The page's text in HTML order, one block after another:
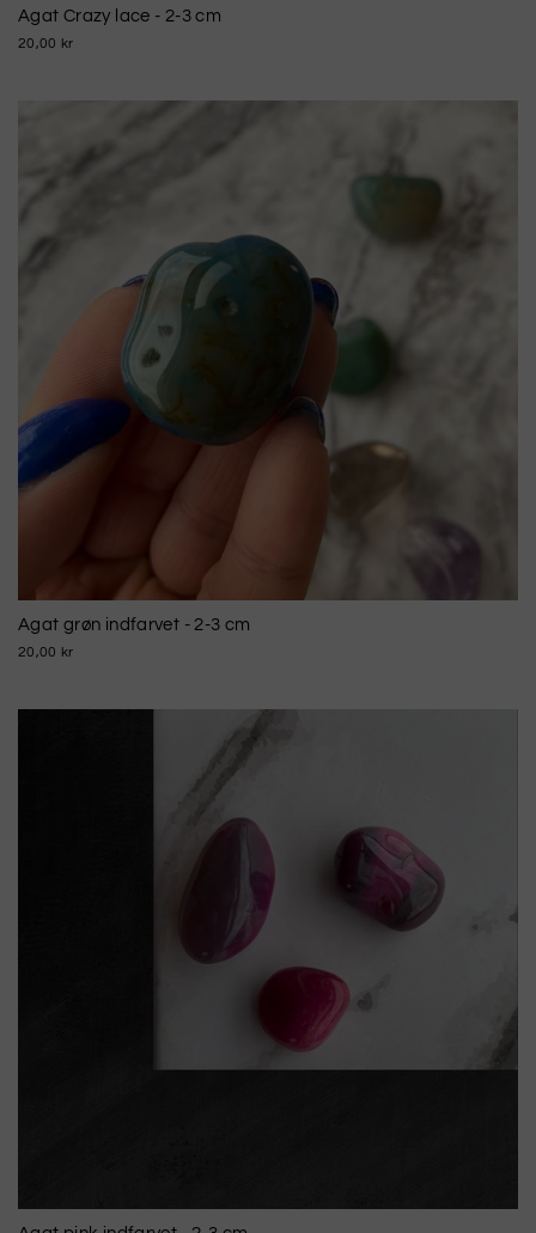
Agat Crazy lace - 2-3 cm
20,00 kr
Agat grøn indfarvet - 2-3 cm
20,00 kr